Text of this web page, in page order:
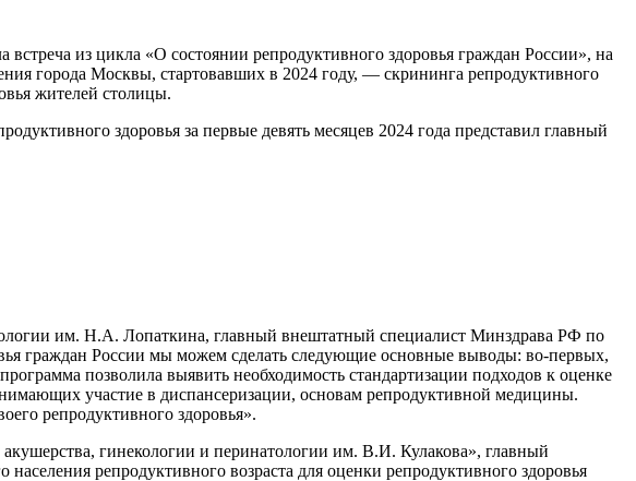
из цикла «О состоянии репродуктивного здоровья граждан России», на
города Москвы, стартовавших в 2024 году, — скрининга репродуктивного
жителей столицы.
здоровья за первые девять месяцев 2024 года представил главный
им. Н.А. Лопаткина, главный внештатный специалист Минздрава РФ по
граждан России мы можем сделать следующие основные выводы: во-первых,
позволила выявить необходимость стандартизации подходов к оценке
участие в диспансеризации, основам репродуктивной медицины.
репродуктивного здоровья».
гинекологии и перинатологии им. В.И. Кулакова», главный
репродуктивного возраста для оценки репродуктивного здоровья